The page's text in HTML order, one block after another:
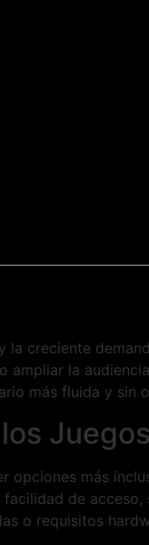
la creciente
ampliar la
más fluida y sin
opciones más
de acceso,
o requisitos